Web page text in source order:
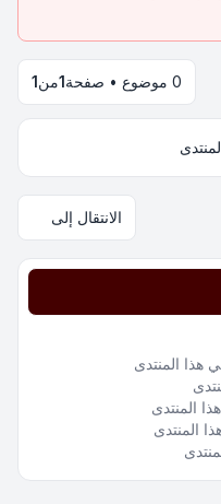
0 موضوع • صفحة 1من1
الانتقال إلى
هذا المنتدى
المنتدى
المنتدى